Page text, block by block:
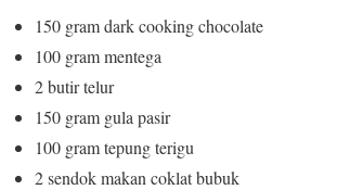
150 gram dark cooking chocolate
100 gram mentega
2 butir telur
150 gram gula pasir
100 gram tepung terigu
2 sendok makan coklat bubuk